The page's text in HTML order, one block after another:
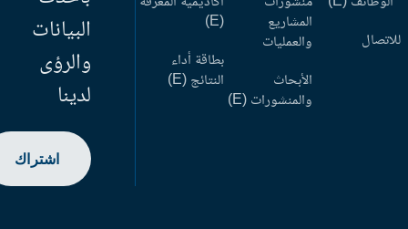
المشاريع
والعمليات
الأبحاث
والمنشورات (E)
بطاقة أداء
النتائج (E)
البيانات
والرؤى
لدينا
اشتراك